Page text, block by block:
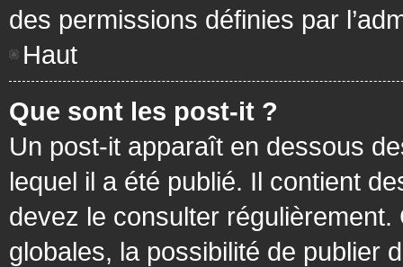
des permissions définies par
Haut
Que sont les post-it ?
Un post-it apparaît en dessous
lequel il a été publié. Il contient
devez le consulter
globales, la possibilité de publier